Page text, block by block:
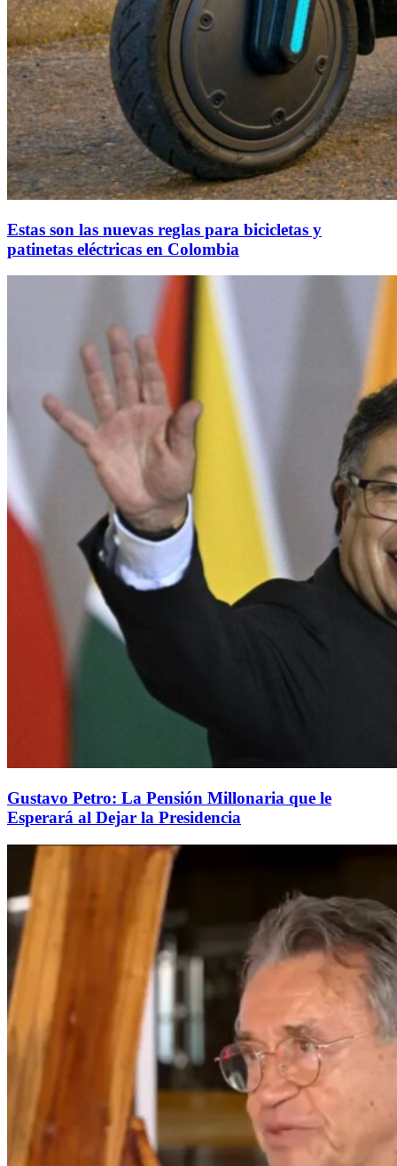
Estas son las nuevas reglas para bicicletas y
patinetas eléctricas en Colombia
Gustavo Petro: La Pensión Millonaria que le
Esperará al Dejar la Presidencia